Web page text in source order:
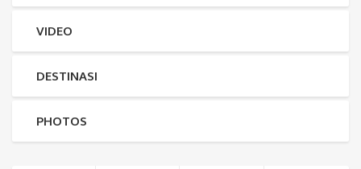
VIDEO
DESTINASI
PHOTOS